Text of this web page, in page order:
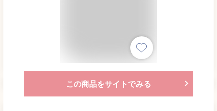
この商品をサイトでみる